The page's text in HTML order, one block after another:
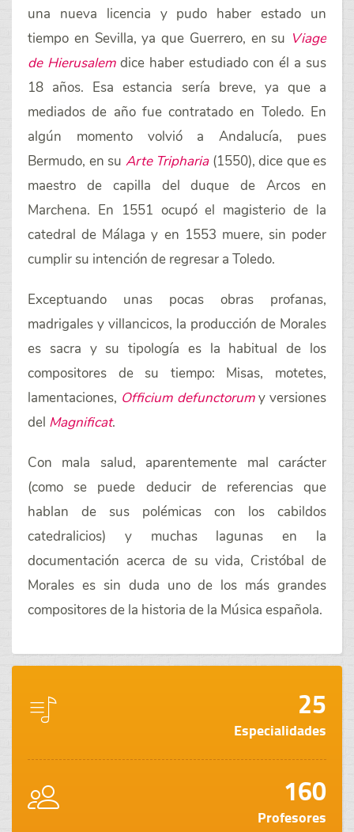
una nueva licencia y pudo haber estado un
tiempo en Sevilla, ya que Guerrero, en su Viage
de Hierusalemdice haber estudiado con él a sus
18 años. Esa estancia sería breve, ya que a
mediados de año fue contratado en Toledo. En
algún momento volvió a Andalucía, pues
Bermudo, en su Arte Tripharia(1550), dice que es
maestro de capilla del duque de Arcos en
Marchena. En 1551 ocupó el magisterio de la
catedral de Málaga y en 1553 muere, sin poder
cumplir su intención de regresar a Toledo.
Exceptuando unas pocas obras profanas,
madrigales y villancicos, la producción de Morales
es sacra y su tipología es la habitual de los
compositores de su tiempo: Misas, motetes,
lamentaciones, Officium defunctorumy versiones
del Magnificat.
Con mala salud, aparentemente mal carácter
(como se puede deducir de referencias que
hablan de sus polémicas con los cabildos
catedralicios) y muchas lagunas en la
documentación acerca de su vida, Cristóbal de
Morales es sin duda uno de los más grandes
compositores de la historia de la Música española.
25
Especialidades
160
Profesores